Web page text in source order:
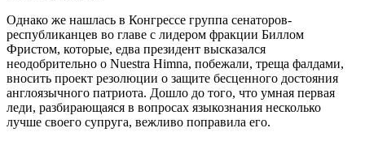
Однако же нашлась в Конгрессе группа сенаторов-
республиканцев во главе с лидером фракции Биллом
Фристом, которые, едва президент высказался
неодобрительно о Nuestra Himna, побежали, треща фалдами,
вносить проект резолюции о защите бесценного достояния
англоязычного патриота. Дошло до того, что умная первая
леди, разбирающаяся в вопросах языкознания несколько
лучше своего супруга, вежливо поправила его.